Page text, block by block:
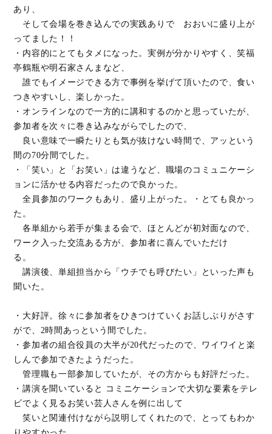
あり、
そして会場を巻き込んでの実践ありで おおいに盛り上が
ってました！！
・内容的にとてもタメになった。実例が分かりやすく、笑福
亭鶴瓶や明石家さんまなど、
誰でもイメージできる方で事例を挙げて頂いたので、食い
つきやすいし、楽しかった。
・オンラインなので一方的に講和するのかと思っていたが、
参加者を次々に巻き込みながらでしたので、
良い意味で一瞬たりとも気が抜けない時間で、アッという
間の70分間でした。
・「笑い」と「お笑い」は違うなど、職場のコミュニケーシ
ョンに活かせる内容だったので良かった。
全員参加のワークもあり、盛り上がった。・とても良かっ
た。
各単組から若手が集まる会で、ほとんどが初対面なので、
ワーク入った交流ある方が、参加者に喜んでいただけ
る。
講演後、単組担当から「ウチでも呼びたい」といった声も
聞いた。
・大好評。徐々に参加者をひきつけていくお話しぶりがさす
がで、2時間あっという間でした。
・参加者の組合役員の大半が20代だったので、ワイワイと楽
しんで参加できたようだった。
管理職も一部参加していたが、その方からも好評だった。
・講演を聞いていると コミニケーションで大切な要素をテレ
ビでよく見るお笑い芸人さんを例に出して
笑いと関連付けながら説明してくれたので、とってもわか
りやすかった。